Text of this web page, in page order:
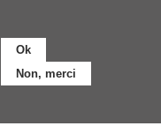
Ok
Non, merci